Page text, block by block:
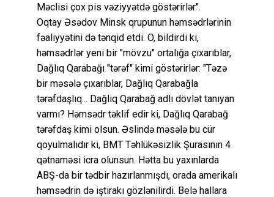
Məclisi çox pis vəziyyətdə göstərirlər".
Oqtay Əsədov Minsk qrupunun həmsədrlərinin
fəaliyyətini də tənqid etdi. O, bildirdi ki,
həmsədrlər yeni bir "mövzu" ortalığa çıxarıblar,
Dağlıq Qarabağı "tərəf" kimi göstərirlər: "Təzə
bir məsələ çıxarıblar, Dağlıq Qarabağla
tərəfdaşlıq... Dağlıq Qarabağ adlı dövlət tanıyan
varmı? Həmsədr təklif edir ki, Dağlıq Qarabağ
tərəfdaş kimi olsun. Əslində məsələ bu cür
qoyulmalıdır ki, BMT Təhlükəsizlik Şurasının 4
qətnaməsi icra olunsun. Hətta bu yaxınlarda
ABŞ-da bir tədbir hazırlanmışdı, orada amerikalı
həmsədrin də iştirakı gözlənilirdi. Belə hallara